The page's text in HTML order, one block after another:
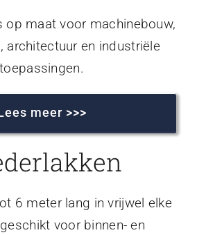
op maat voor machinebouw,
architectuur en industriële
toepassingen.
meer >>>
6 meter lang in vrijwel elke
voor binnen- en